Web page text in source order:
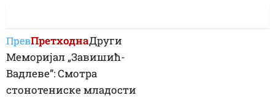
ПревПретходнаДруги
Меморијал „Завишић-
Вадлеве”: Смотра
стонотениске младости